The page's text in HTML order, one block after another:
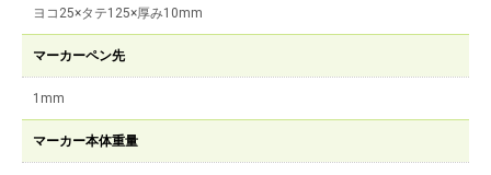
ヨコ25×タテ125×厚み10mm
マーカーペン先
1mm
マーカー本体重量